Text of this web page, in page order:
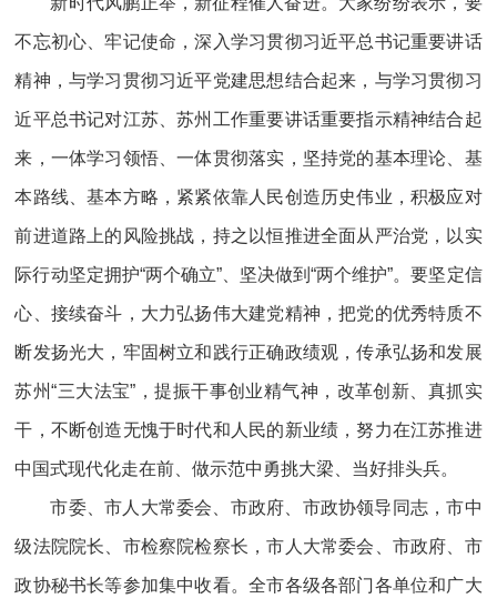
不忘初心、牢记使命，深入学习贯彻习近平总书记重要讲话
精神，与学习贯彻习近平党建思想结合起来，与学习贯彻习
近平总书记对江苏、苏州工作重要讲话重要指示精神结合起
来，一体学习领悟、一体贯彻落实，坚持党的基本理论、基
本路线、基本方略，紧紧依靠人民创造历史伟业，积极应对
前进道路上的风险挑战，持之以恒推进全面从严治党，以实
际行动坚定拥护“两个确立”、坚决做到“两个维护”。要坚定信
心、接续奋斗，大力弘扬伟大建党精神，把党的优秀特质不
断发扬光大，牢固树立和践行正确政绩观，传承弘扬和发展
苏州“三大法宝”，提振干事创业精气神，改革创新、真抓实
干，不断创造无愧于时代和人民的新业绩，努力在江苏推进
中国式现代化走在前、做示范中勇挑大梁、当好排头兵。
市委、市人大常委会、市政府、市政协领导同志，市中
级法院院长、市检察院检察长，市人大常委会、市政府、市
政协秘书长等参加集中收看。全市各级各部门各单位和广大